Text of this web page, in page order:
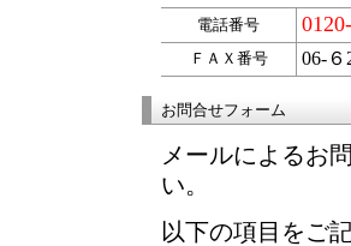
電話番号
ＦＡＸ番号
06-６
お問合せフォーム
メールによるお
い。
以下の項目をご